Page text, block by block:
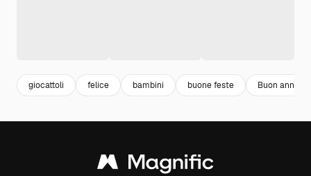
giocattoli felice bambini buone feste Buon anno